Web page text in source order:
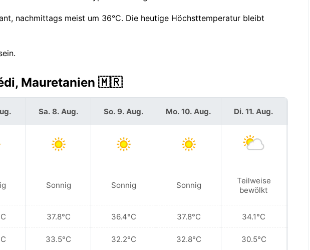
nachmittags meist um 36°C. Die heutige Höchsttemperatur bleibt
Mauretanien 🇲🇷
Sa. 8. Aug.
Sonnig
37.8°C
33.5°C
So. 9. Aug.
Sonnig
36.4°C
32.2°C
Mo. 10. Aug.
Sonnig
37.8°C
32.8°C
Di. 11. Aug.
Teilweise
bewölkt
34.1°C
30.5°C